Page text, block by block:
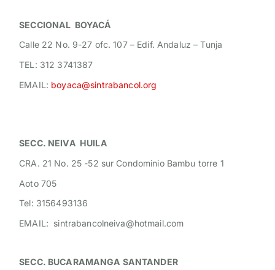
SECCIONAL BOYACÁ
Calle 22 No. 9-27 ofc. 107 – Edif. Andaluz – Tunja
TEL: 312 3741387
EMAIL: boyaca@sintrabancol.org
SECC. NEIVA HUILA
CRA. 21 No. 25 -52 sur Condominio Bambu torre 1
Aoto 705
Tel: 3156493136
EMAIL: sintrabancolneiva@hotmail.com
SECC. BUCARAMANGA SANTANDER